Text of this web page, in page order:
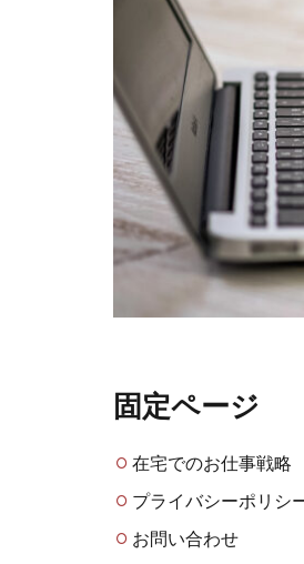
固定ページ
在宅でのお仕事戦略
プライバシーポリシ
お問い合わせ